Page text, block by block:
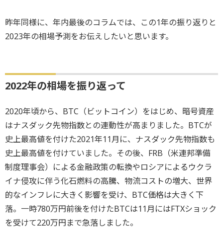
昨年同様に、年内最後のコラムでは、この1年の振り返りと
2023年の相場予測をお伝えしたいと思います。
2022年の相場を振り返って
2020年頃から、BTC（ビットコイン）をはじめ、暗号資産
はナスダック先物指数との連動性が高まりました。BTCが
史上最高値を付けた2021年11月に、ナスダック先物指数も
史上最高値を付けていました。その後、FRB（米連邦準備
制度理事会）による金融政策の転換やロシアによるウクラ
イナ侵攻に伴う化石燃料の高騰、物流コストの増大、世界
的なインフレに大きく影響を受け、BTC価格は大きく下
落。一時780万円前後を付けたBTCは11月にはFTXショック
を受けて220万円まで急落しました。